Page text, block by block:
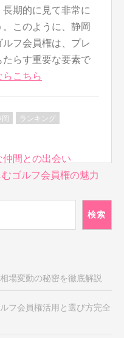
期的に見て非常に
このように、静岡
フ会員権は、プレ
らす重要な要素で
らこちら
岡 ランキング
間との出会い
ゴルフ会員権の魅力
検索
場変動の秘密を徹底解説
フ会員権活用と選び方完全